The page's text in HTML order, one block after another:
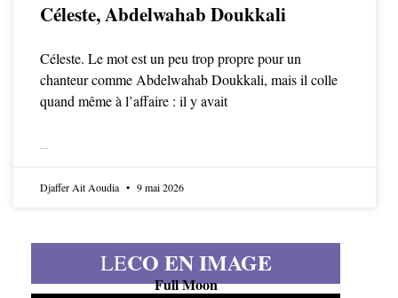
Céleste, Abdelwahab Doukkali
Céleste. Le mot est un peu trop propre pour un
chanteur comme Abdelwahab Doukkali, mais il colle
quand même à l’affaire : il y avait
Djaffer Ait Aoudia 9 mai 2026
LECO EN IMAGE
Full Moon